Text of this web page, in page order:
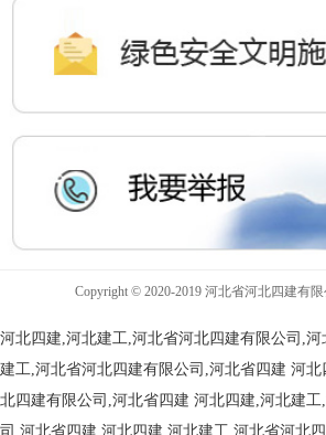
Copyright © 2020-2019 河北省河北四建有
河北四建,河北建工,河北省河北四建有限公司,河
建工,河北省河北四建有限公司,河北省四建 河北
北四建有限公司,河北省四建 河北四建,河北建
司,河北省四建 河北四建,河北建工,河北省河北